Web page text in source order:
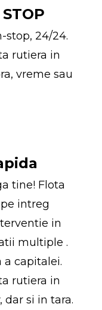
stop, 24/24.
rutiera in
vreme sau
tine! Flota
intreg
in
multiple .
a capitalei.
rutiera in
dar si in tara.